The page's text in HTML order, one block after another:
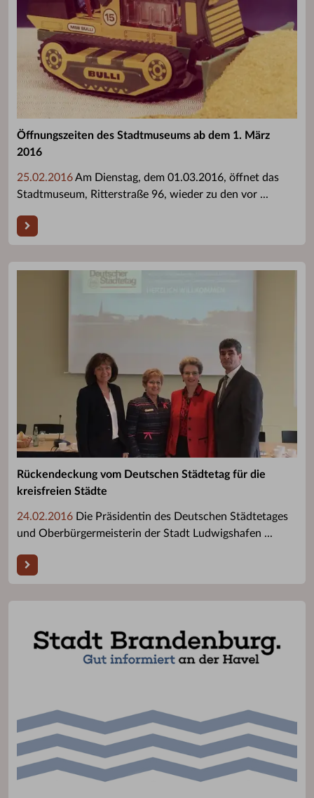
Öffnungszeiten des Stadtmuseums ab dem 1. März
2016
25.02.2016Am Dienstag, dem 01.03.2016, öffnet das
Stadtmuseum, Ritterstraße 96, wieder zu den vor ...
Rückendeckung vom Deutschen Städtetag für die
kreisfreien Städte
24.02.2016 Die Präsidentin des Deutschen Städtetages
und Oberbürgermeisterin der Stadt Ludwigshafen ...